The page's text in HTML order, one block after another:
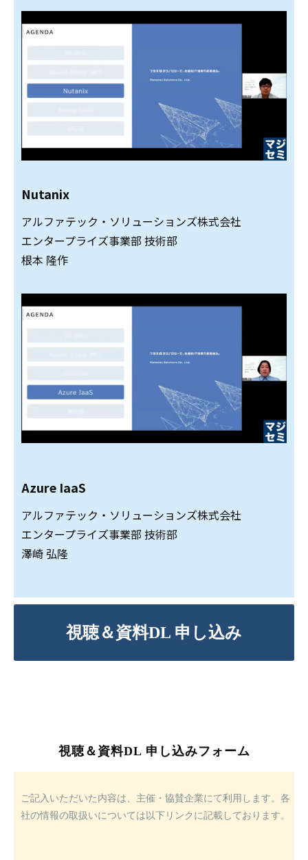
Nutanix
アルファテック・ソリューションズ株式会社
エンタープライズ事業部 技術部
根本 隆作
Azure IaaS
アルファテック・ソリューションズ株式会社
エンタープライズ事業部 技術部
澤崎 弘隆
視聴＆資料DL 申し込み
視聴＆資料DL 申し込みフォーム
ご記入いただいた内容は、主催・協賛企業にて利用します。各
社の情報の取扱いについては以下リンクに記載しております。